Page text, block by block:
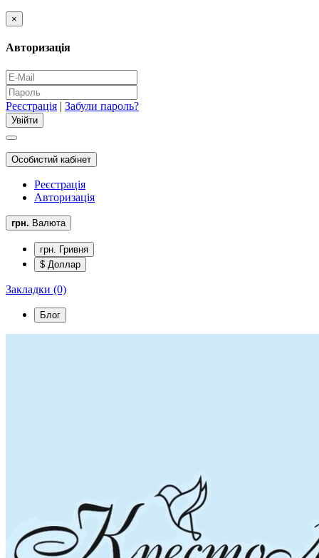
×
Авторизація
Реєстрація | Забули пароль?
Особистий кабінет
Реєстрація
Авторизація
грн. Валюта
грн. Гривня
$ Доллар
Закладки (0)
Блог